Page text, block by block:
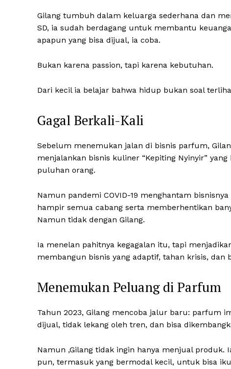
Gilang tumbuh dalam keluarga sederhana dan
SD, ia sudah berdagang untuk membantu
apapun yang bisa dijual, ia coba.
Bukan karena passion, tapi karena kebutuhan.
Dari kecil ia belajar bahwa hidup bukan soal
Gagal Berkali-Kali
Sebelum menemukan jalan di bisnis parfum,
menjalankan bisnis kuliner “Kepiting Nyinyir”
puluhan orang.
Namun pandemi COVID-19 menghantam
hampir semua cabang serta memberhentikan
Namun tidak dengan Gilang.
Ia menelan pahitnya kegagalan itu, tapi
membangun bisnis yang adaptif, tahan krisis, dan
Menemukan Peluang di Parfum
Tahun 2023, Gilang mencoba jalur baru: parfum
dijual, tidak lekang oleh tren, dan bisa
Namun ,Gilang tidak ingin hanya menjual
pun, termasuk yang bermodal kecil, untuk bisa